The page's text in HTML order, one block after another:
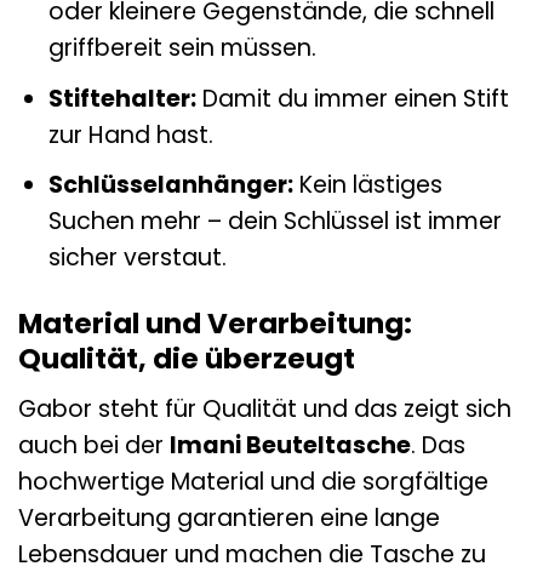
oder kleinere Gegenstände, die schnell
griffbereit sein müssen.
Stiftehalter:Damit du immer einen Stift
zur Hand hast.
Schlüsselanhänger:Kein lästiges
Suchen mehr – dein Schlüssel ist immer
sicher verstaut.
Material und Verarbeitung:
Qualität, die überzeugt
Gabor steht für Qualität und das zeigt sich
auch bei der Imani Beuteltasche. Das
hochwertige Material und die sorgfältige
Verarbeitung garantieren eine lange
Lebensdauer und machen die Tasche zu